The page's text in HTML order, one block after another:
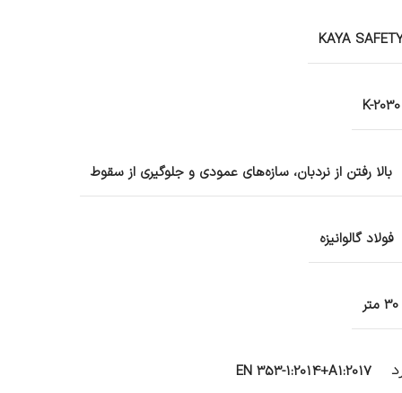
KAYA
K-2030
بالا رفتن از نردبان، سازه‌های عمودی و جلوگیری از سقوط
فولاد گالوانیزه
30 متر
EN 353-1:2014+A1:2017